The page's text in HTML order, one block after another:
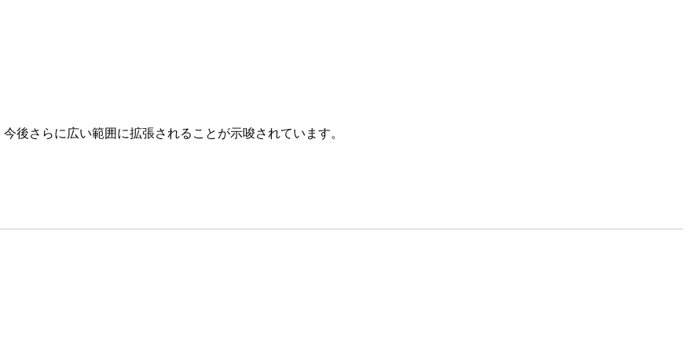
後さらに広い範囲に拡張されることが示唆されています。